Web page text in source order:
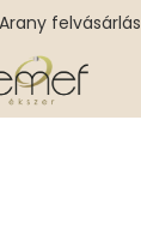
Arany felvásárlás